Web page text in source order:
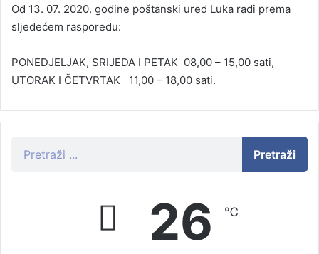
Od 13. 07. 2020. godine poštanski ured Luka radi prema
sljedećem rasporedu:
PONEDJELJAK, SRIJEDA I PETAK 08,00 – 15,00 sati,
UTORAK I ČETVRTAK 11,00 – 18,00 sati.
Pretraži
26 ℃